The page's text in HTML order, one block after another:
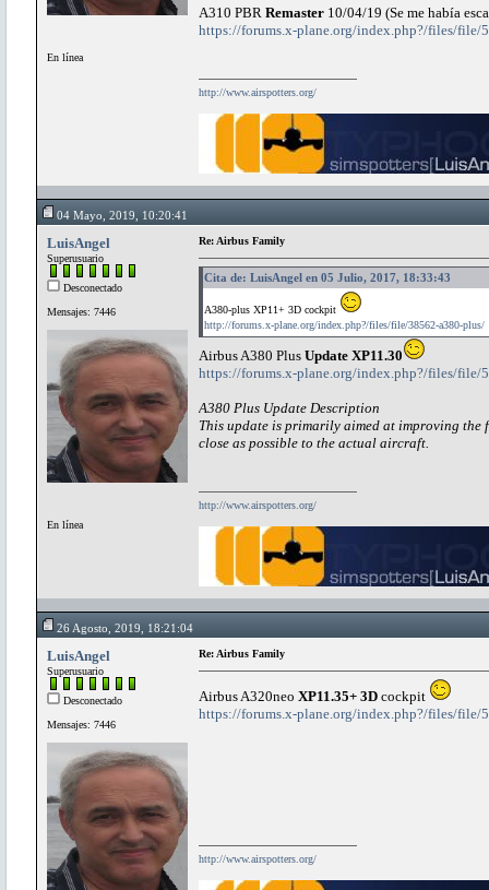
En línea
A310 PBR Remaster 10/04/19 (Se me había
https://forums.x-plane.org/index.php?/files/file/
http://www.airspotters.org/
04 Mayo, 2019, 10:20:41
LuisAngel
Superusuario
Desconectado
Mensajes: 7446
En línea
Re: Airbus Family
Cita de: LuisAngel en 05 Julio, 2017, 18:33:43
A380-plus XP11+ 3D cockpit
http://forums.x-plane.org/index.php?/files/file/38562-a380-plus/
Airbus A380 Plus Update XP11.30
https://forums.x-plane.org/index.php?/files/file/
A380 Plus Update Description
This update is primarily aimed at improving
close as possible to the actual aircraft.
http://www.airspotters.org/
26 Agosto, 2019, 18:21:04
LuisAngel
Superusuario
Desconectado
Mensajes: 7446
Re: Airbus Family
Airbus A320neo XP11.35+ 3D cockpit
https://forums.x-plane.org/index.php?/files/file/
http://www.airspotters.org/